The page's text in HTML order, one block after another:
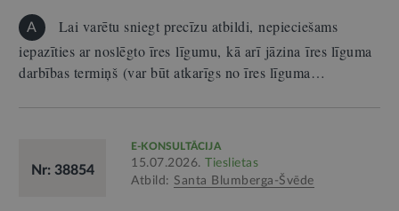
A
Lai varētu sniegt precīzu atbildi, nepieciešams
iepazīties ar noslēgto īres līgumu, kā arī jāzina īres līguma
darbības termiņš (var būt atkarīgs no īres līguma…
Nr: 38854
E-KONSULTĀCIJA
15.07.2026. Tieslietas
Atbild: Santa Blumberga-Švēde